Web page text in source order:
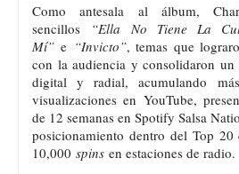
Como antesala al álbum,
sencillos “Ella No Tiene La
Mí” e “Invicto”, temas que
con la audiencia y consolidaron un
digital y radial, acumulando
visualizaciones en YouTube,
de 12 semanas en Spotify Salsa
posicionamiento dentro del Top
10,000 spins en estaciones de radio.